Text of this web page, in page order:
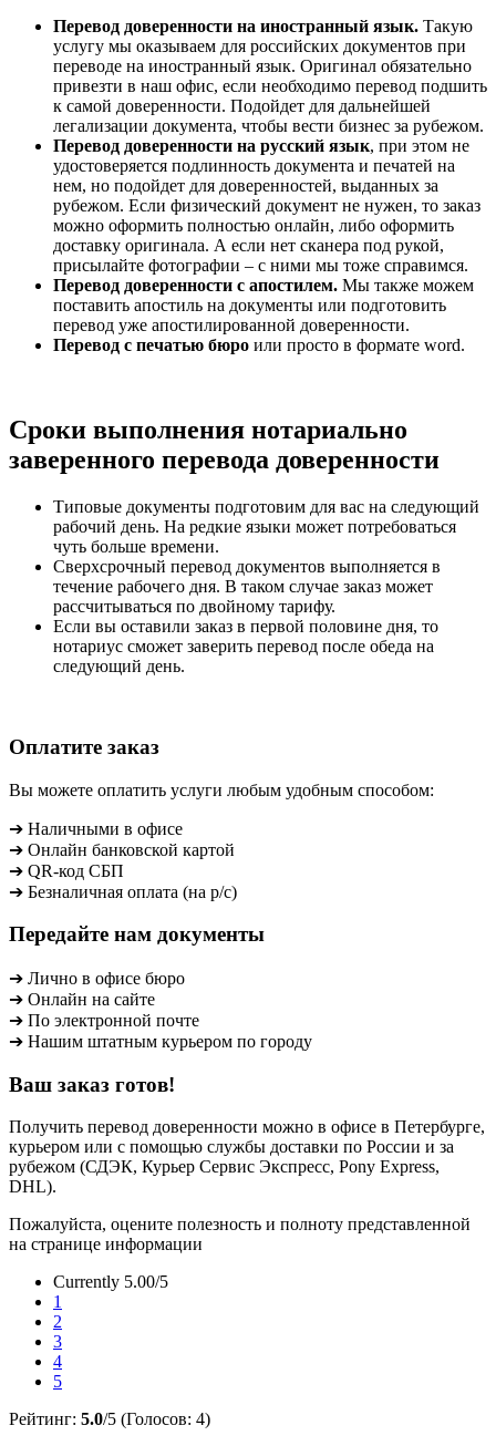
Перевод доверенности на иностранный язык. Такую
услугу мы оказываем для российских документов при
переводе на иностранный язык. Оригинал обязательно
привезти в наш офис, если необходимо перевод подшить
к самой доверенности. Подойдет для дальнейшей
легализации документа, чтобы вести бизнес за рубежом.
Перевод доверенности на русский язык, при этом не
удостоверяется подлинность документа и печатей на
нем, но подойдет для доверенностей, выданных за
рубежом. Если физический документ не нужен, то заказ
можно оформить полностью онлайн, либо оформить
доставку оригинала. А если нет сканера под рукой,
присылайте фотографии – с ними мы тоже справимся.
Перевод доверенности с апостилем. Мы также можем
поставить апостиль на документы или подготовить
перевод уже апостилированной доверенности.
Перевод с печатью бюро или просто в формате word.
Сроки выполнения нотариально
заверенного перевода доверенности
Типовые документы подготовим для вас на следующий
рабочий день. На редкие языки может потребоваться
чуть больше времени.
Сверхсрочный перевод документов выполняется в
течение рабочего дня. В таком случае заказ может
рассчитываться по двойному тарифу.
Если вы оставили заказ в первой половине дня, то
нотариус сможет заверить перевод после обеда на
следующий день.
Оплатите заказ
Вы можете оплатить услуги любым удобным способом:
➔ Наличными в офисе
➔ Онлайн банковской картой
➔ QR-код СБП
➔ Безналичная оплата (на р/с)
Передайте нам документы
➔ Лично в офисе бюро
➔ Онлайн на сайте
➔ По электронной почте
➔ Нашим штатным курьером по городу
Ваш заказ готов!
Получить перевод доверенности можно в офисе в Петербурге,
курьером или с помощью службы доставки по России и за
рубежом (СДЭК, Курьер Сервис Экспресс, Pony Express,
DHL).
Пожалуйста, оцените полезность и полноту представленной
на странице информации
Currently 5.00/5
1
2
3
4
5
Рейтинг: 5.0/5 (Голосов: 4)